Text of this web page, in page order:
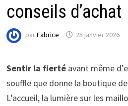
conseils d’achat
parFabrice 25 janvier 2026
Sentir la fiertéavant même
souffle que donne la boutique
L’accueil, la lumière sur les